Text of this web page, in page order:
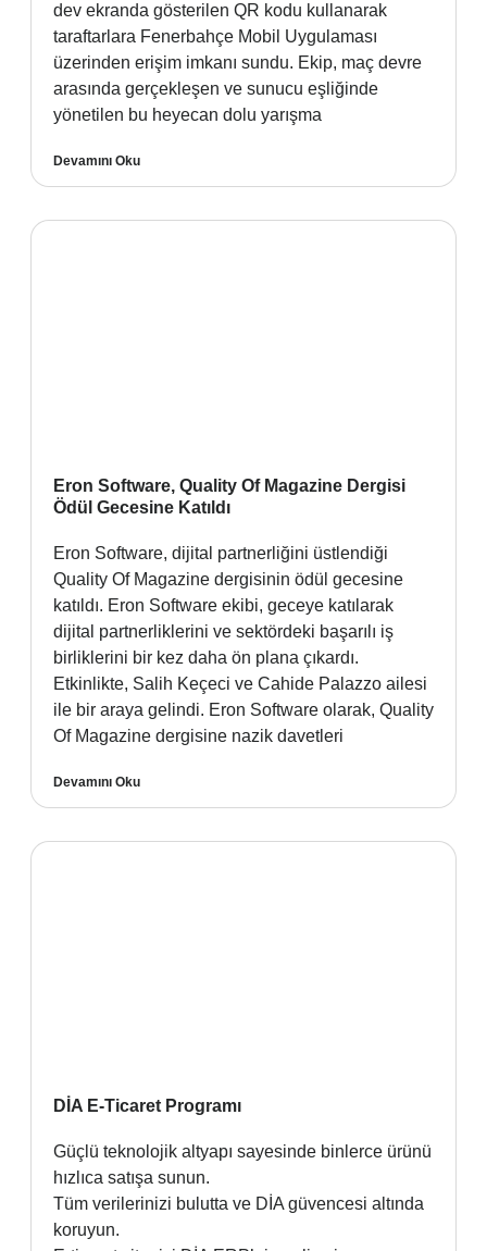
dev ekranda gösterilen QR kodu kullanarak
taraftarlara Fenerbahçe Mobil Uygulaması
üzerinden erişim imkanı sundu. Ekip, maç devre
arasında gerçekleşen ve sunucu eşliğinde
yönetilen bu heyecan dolu yarışma
Devamını Oku
Eron Software, Quality Of Magazine Dergisi
Ödül Gecesine Katıldı
Eron Software, dijital partnerliğini üstlendiği
Quality Of Magazine dergisinin ödül gecesine
katıldı. Eron Software ekibi, geceye katılarak
dijital partnerliklerini ve sektördeki başarılı iş
birliklerini bir kez daha ön plana çıkardı.
Etkinlikte, Salih Keçeci ve Cahide Palazzo ailesi
ile bir araya gelindi. Eron Software olarak, Quality
Of Magazine dergisine nazik davetleri
Devamını Oku
DİA E-Ticaret Programı
Güçlü teknolojik altyapı sayesinde binlerce ürünü
hızlıca satışa sunun.
Tüm verilerinizi bulutta ve DİA güvencesi altında
koruyun.